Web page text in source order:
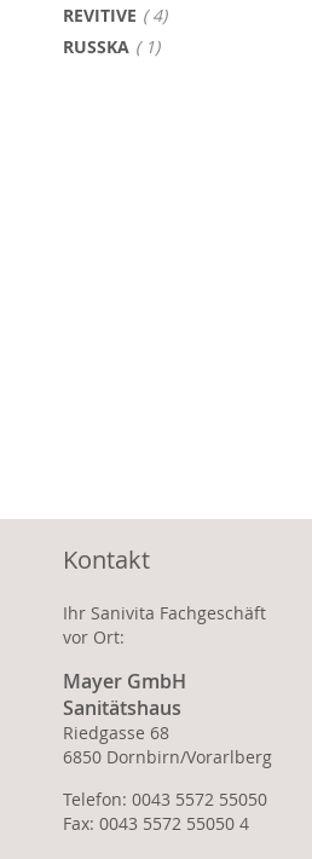
REVITIVE 4Artikel
RUSSKA 1Artikel
Kontakt
Ihr Sanivita Fachgeschäft
vor Ort:
Mayer GmbH
Sanitätshaus
Riedgasse 68
6850 Dornbirn/Vorarlberg
Telefon: 0043 5572 55050
Fax: 0043 5572 55050 4